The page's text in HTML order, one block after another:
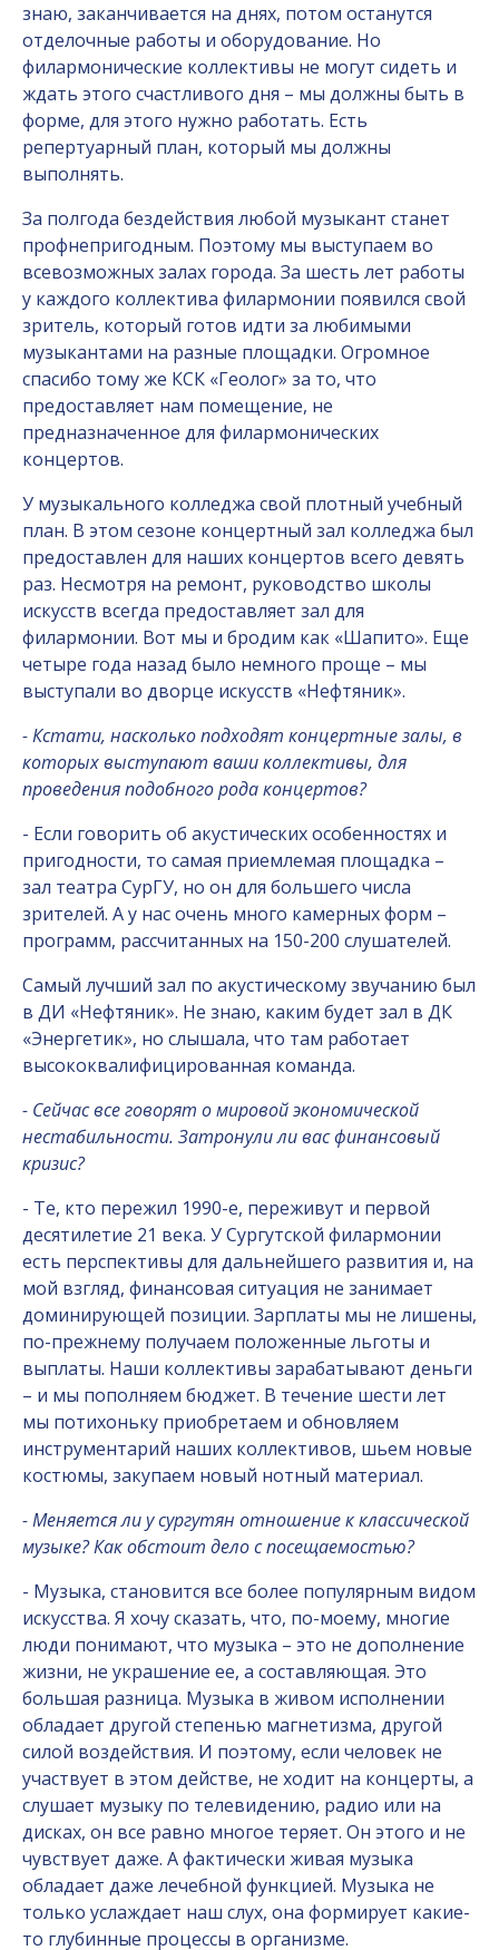
знаю, заканчивается на днях, потом останутся
отделочные работы и оборудование. Но
филармонические коллективы не могут сидеть и
ждать этого счастливого дня – мы должны быть в
форме, для этого нужно работать. Есть
репертуарный план, который мы должны
выполнять.
За полгода бездействия любой музыкант станет
профнепригодным. Поэтому мы выступаем во
всевозможных залах города. За шесть лет работы
у каждого коллектива филармонии появился свой
зритель, который готов идти за любимыми
музыкантами на разные площадки. Огромное
спасибо тому же КСК «Геолог» за то, что
предоставляет нам помещение, не
предназначенное для филармонических
концертов.
У музыкального колледжа свой плотный учебный
план. В этом сезоне концертный зал колледжа был
предоставлен для наших концертов всего девять
раз. Несмотря на ремонт, руководство школы
искусств всегда предоставляет зал для
филармонии. Вот мы и бродим как «Шапито». Еще
четыре года назад было немного проще – мы
выступали во дворце искусств «Нефтяник».
- Кстати, насколько подходят концертные залы, в
которых выступают ваши коллективы, для
проведения подобного рода концертов?
- Если говорить об акустических особенностях и
пригодности, то самая приемлемая площадка –
зал театра СурГУ, но он для большего числа
зрителей. А у нас очень много камерных форм –
программ, рассчитанных на 150-200 слушателей.
Самый лучший зал по акустическому звучанию был
в ДИ «Нефтяник». Не знаю, каким будет зал в ДК
«Энергетик», но слышала, что там работает
высококвалифицированная команда.
- Сейчас все говорят о мировой экономической
нестабильности. Затронули ли вас финансовый
кризис?
- Те, кто пережил 1990-е, переживут и первой
десятилетие 21 века. У Сургутской филармонии
есть перспективы для дальнейшего развития и, на
мой взгляд, финансовая ситуация не занимает
доминирующей позиции. Зарплаты мы не лишены,
по-прежнему получаем положенные льготы и
выплаты. Наши коллективы зарабатывают деньги
– и мы пополняем бюджет. В течение шести лет
мы потихоньку приобретаем и обновляем
инструментарий наших коллективов, шьем новые
костюмы, закупаем новый нотный материал.
- Меняется ли у сургутян отношение к классической
музыке? Как обстоит дело с посещаемостью?
- Музыка, становится все более популярным видом
искусства. Я хочу сказать, что, по-моему, многие
люди понимают, что музыка – это не дополнение
жизни, не украшение ее, а составляющая. Это
большая разница. Музыка в живом исполнении
обладает другой степенью магнетизма, другой
силой воздействия. И поэтому, если человек не
участвует в этом действе, не ходит на концерты, а
слушает музыку по телевидению, радио или на
дисках, он все равно многое теряет. Он этого и не
чувствует даже. А фактически живая музыка
обладает даже лечебной функцией. Музыка не
только услаждает наш слух, она формирует какие-
то глубинные процессы в организме.